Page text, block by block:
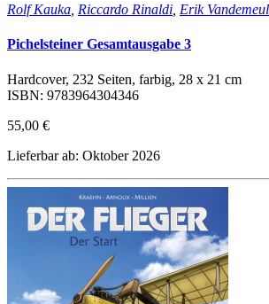
Rolf Kauka Riccardo Rinaldi Erik
Pichelsteiner Gesamtausgabe 3
Hardcover, 232 Seiten, farbig, 28 x 21 cm
ISBN: 9783964304346
55,00 €
Lieferbar ab: Oktober 2026